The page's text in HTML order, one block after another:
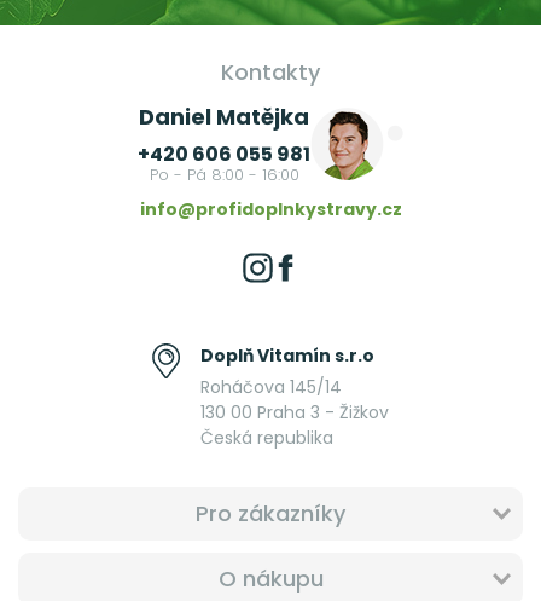
Kontakty
Daniel Matějka
+420 606 055 981
Po - Pá 8:00 - 16:00
info@profidoplnkystravy.cz
Doplň Vitamín s.r.o
Roháčova 145/14
130 00 Praha 3 - Žižkov
Česká republika
Pro zákazníky
O nákupu